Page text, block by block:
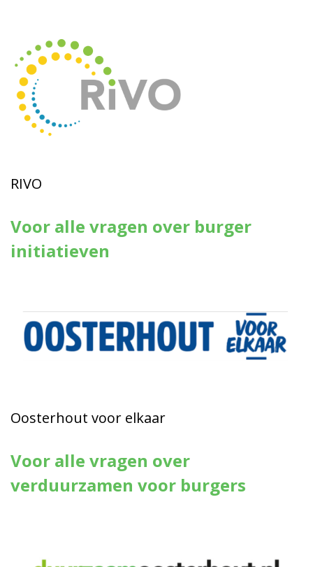
RIVO
Voor alle vragen over burger
initiatieven
Oosterhout voor elkaar
Voor alle vragen over
verduurzamen voor burgers